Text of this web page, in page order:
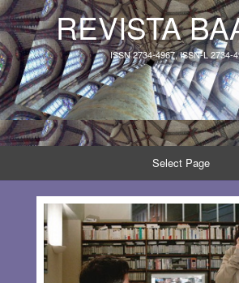
REVISTA
ISSN 2734-4967, ISSN-L 2734-
Select Page